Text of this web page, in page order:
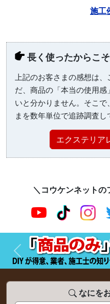
施工
長く使ったからこ
上記のお客さまの感想は
だ、商品の「本当の使用
いと分かりません。そこ
まを数年単位で追跡調査し
エクステリア
＼コウケンネット
前へ
なにを